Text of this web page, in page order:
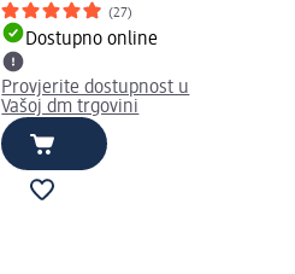
(27)
Dostupno online
Provjerite dostupnost u
Vašoj dm trgovini